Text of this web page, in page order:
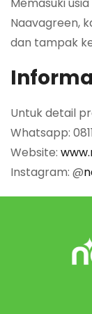
Naavagreen,
dan tampak
Untuk detail
Whatsapp:
Website:
Instagram: @